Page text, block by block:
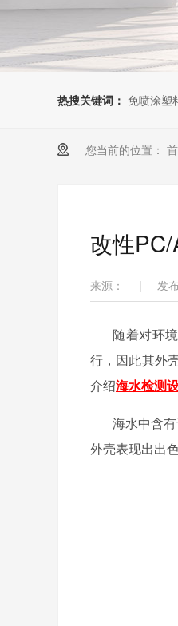
热搜关键词： 免喷涂塑
您当前的位置：
改性
来源： | 发
随着对环
行， 因此其外
介绍海水检测
海水中含
外壳表现出出